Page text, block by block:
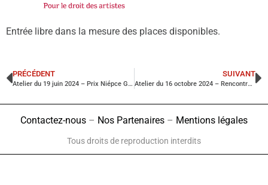
Entrée libre dans la mesure des places disponibles.
PRÉCÉDENT
Atelier du 19 juin 2024 – Prix Niépce Gens d’images 2024 – Anne-Lise Broyer
SUIVANT
Atelier du 16 octobre 2024 – Rencontre avec Hiên Lâm Duc, photojournaliste, animée par Patrick Codomier, co-directeur de l’Agence VU
Contactez-nous – Nos Partenaires – Mentions légales
Tous droits de reproduction interdits